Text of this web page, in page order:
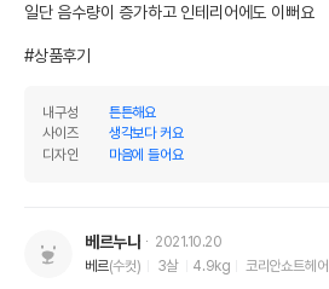
일단 음수량이 증가하고 인테리어에도 이뻐요
#상품후기
내구성
튼튼해요
사이즈
생각보다 커요
디자인
마음에 들어요
베르누나
2021.10.20
베르(수컷) 3살 4.9kg 코리안쇼트헤어